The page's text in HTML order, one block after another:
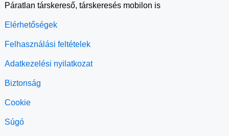
Páratlan társkereső, társkeresés mobilon is
Elérhetőségek
Felhasználási feltételek
Adatkezelési nyilatkozat
Biztonság
Cookie
Súgó